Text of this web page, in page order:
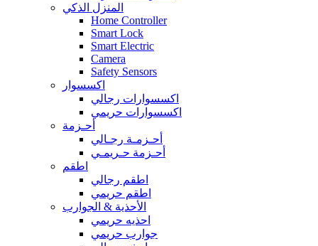
المنزل الذكي
Home Controller
Smart Lock
Smart Electric
Camera
Safety Sensors
اكسسوار
اكسسوارات رجالي
اكسسوارات حريمي
أحـزمة
أحـزمـة رجـالي
أحـزمة حـريمـي
اطقم
اطقم رجالي
اطقم حريمي
الأحذية & الجوارب
احذيه حريمي
جوارب حريمي